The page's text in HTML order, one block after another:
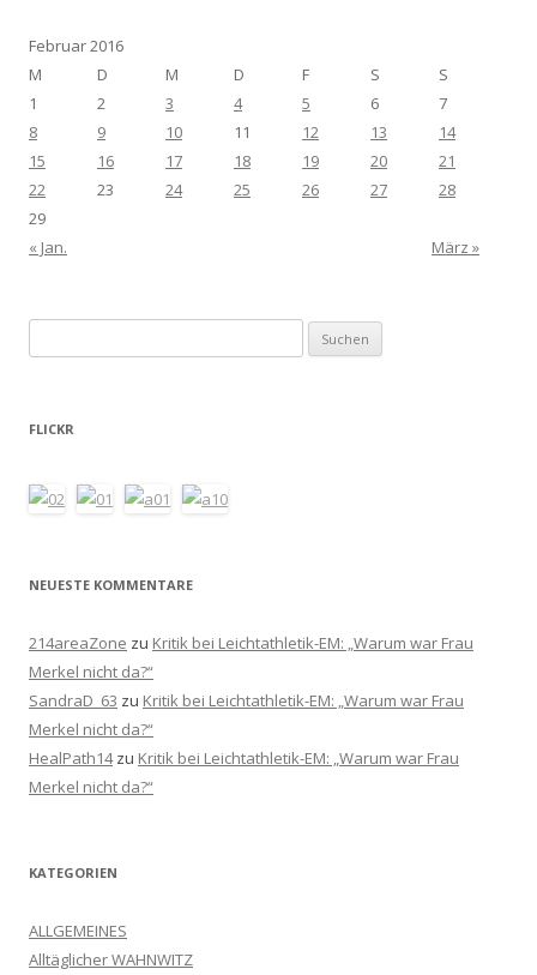
Februar 2016
M
D M D F S
S
1
2 3 4 5 6
7
8
9 10 11 12 13
14
15
16 17 18 19 20
21
22
23 24 25 26 27
28
29
« Jan.
März »
nach:
FLICKR
NEUESTE KOMMENTARE
214areaZone zu Kritik bei Leichtathletik-EM: „Warum war Frau
Merkel nicht da?“
SandraD_63 zu Kritik bei Leichtathletik-EM: „Warum war Frau
Merkel nicht da?“
HealPath14zu Kritik bei Leichtathletik-EM: „Warum war Frau
Merkel nicht da?“
KATEGORIEN
ALLGEMEINES
Alltäglicher WAHNWITZ